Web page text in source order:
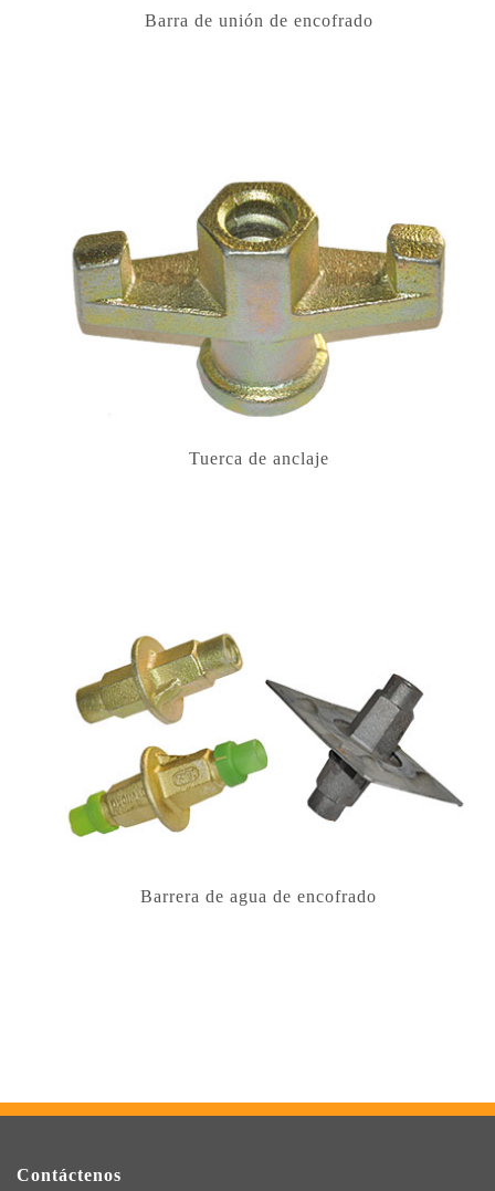
Barra de unión de encofrado
Tuerca de anclaje
Barrera de agua de encofrado
Contáctenos